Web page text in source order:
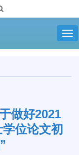
做好2021
位论文初